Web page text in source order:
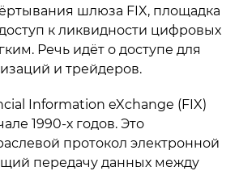
шлюза FIX, площадка
к ликвидности цифровых
Речь идёт о доступе для
и трейдеров.
Information eXchange (FIX)
1990-х годов. Это
протокол электронной
передачу данных между